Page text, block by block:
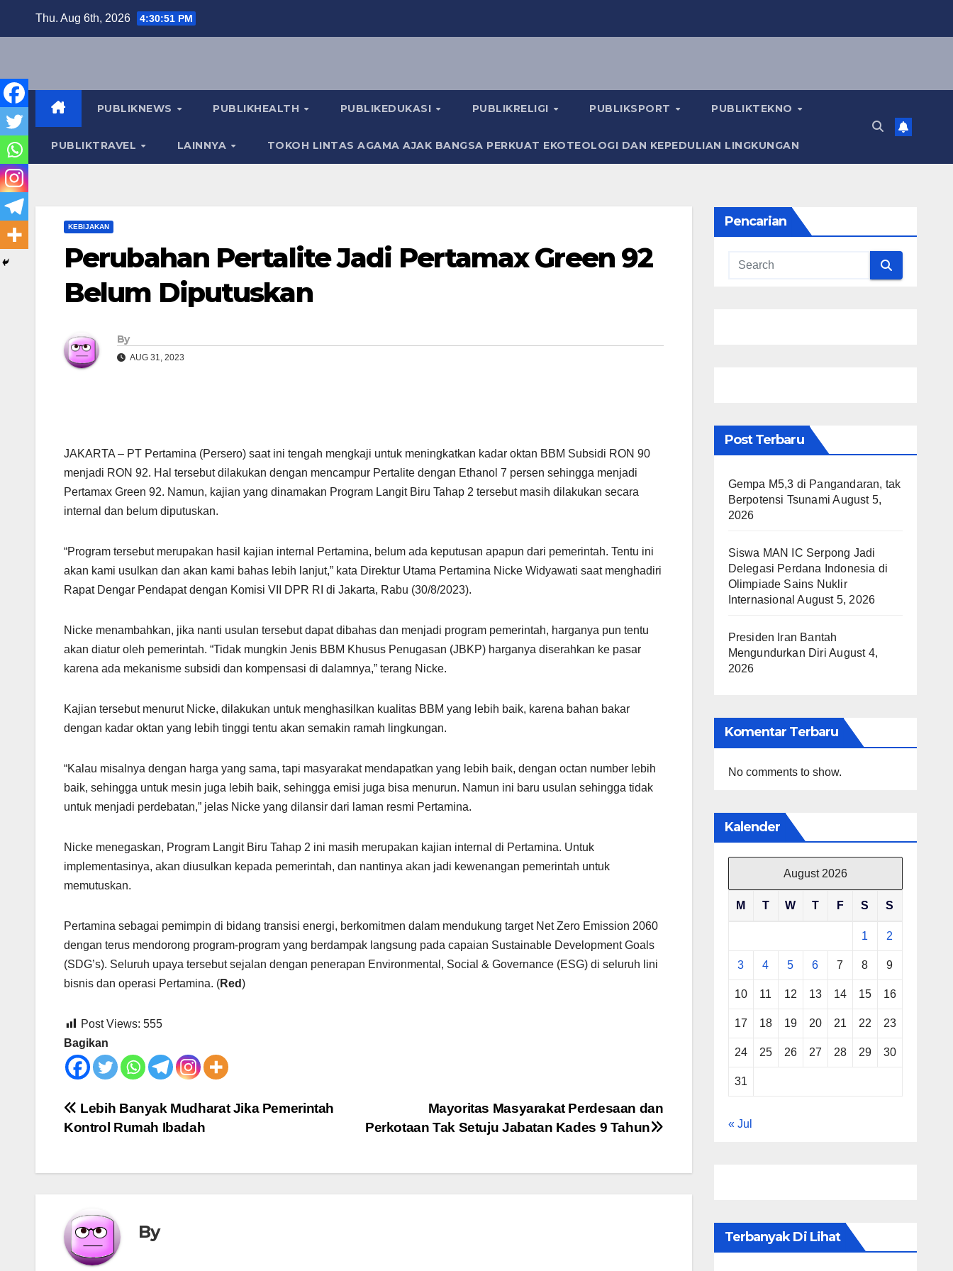
Thu. Aug 6th, 2026 4:30:52 PM
PUBLIKNEWS PUBLIKHEALTH PUBLIKEDUKASI PUBLIKRELIGI PUBLIKSPORT PUBLIKTEKNO
PUBLIKTRAVEL LAINNYA TOKOH LINTAS AGAMA AJAK BANGSA PERKUAT EKOTEOLOGI DAN KEPEDULIAN LINGKUNGAN
KEBIJAKAN
Perubahan Pertalite Jadi Pertamax Green 92
Belum Diputuskan
By
AUG 31, 2023
JAKARTA – PT Pertamina (Persero) saat ini tengah mengkaji untuk meningkatkan kadar oktan BBM Subsidi RON 90
menjadi RON 92. Hal tersebut dilakukan dengan mencampur Pertalite dengan Ethanol 7 persen sehingga menjadi
Pertamax Green 92. Namun, kajian yang dinamakan Program Langit Biru Tahap 2 tersebut masih dilakukan secara
internal dan belum diputuskan.
“Program tersebut merupakan hasil kajian internal Pertamina, belum ada keputusan apapun dari pemerintah. Tentu ini
akan kami usulkan dan akan kami bahas lebih lanjut,” kata Direktur Utama Pertamina Nicke Widyawati saat menghadiri
Rapat Dengar Pendapat dengan Komisi VII DPR RI di Jakarta, Rabu (30/8/2023).
Nicke menambahkan, jika nanti usulan tersebut dapat dibahas dan menjadi program pemerintah, harganya pun tentu
akan diatur oleh pemerintah. “Tidak mungkin Jenis BBM Khusus Penugasan (JBKP) harganya diserahkan ke pasar
karena ada mekanisme subsidi dan kompensasi di dalamnya,” terang Nicke.
Kajian tersebut menurut Nicke, dilakukan untuk menghasilkan kualitas BBM yang lebih baik, karena bahan bakar
dengan kadar oktan yang lebih tinggi tentu akan semakin ramah lingkungan.
“Kalau misalnya dengan harga yang sama, tapi masyarakat mendapatkan yang lebih baik, dengan octan number lebih
baik, sehingga untuk mesin juga lebih baik, sehingga emisi juga bisa menurun. Namun ini baru usulan sehingga tidak
untuk menjadi perdebatan,” jelas Nicke yang dilansir dari laman resmi Pertamina.
Nicke menegaskan, Program Langit Biru Tahap 2 ini masih merupakan kajian internal di Pertamina. Untuk
implementasinya, akan diusulkan kepada pemerintah, dan nantinya akan jadi kewenangan pemerintah untuk
memutuskan.
Pertamina sebagai pemimpin di bidang transisi energi, berkomitmen dalam mendukung target Net Zero Emission 2060
dengan terus mendorong program-program yang berdampak langsung pada capaian Sustainable Development Goals
(SDG’s). Seluruh upaya tersebut sejalan dengan penerapan Environmental, Social & Governance (ESG) di seluruh lini
bisnis dan operasi Pertamina. (Red)
Post Views: 555
Bagikan
Post
Mayoritas Masyarakat Perdesaan dan
Perkotaan Tak Setuju Jabatan Kades 9 Tahun
Lebih Banyak Mudharat Jika Pemerintah
Kontrol Rumah Ibadah
By
Pencarian
Post Terbaru
Gempa M5,3 di Pangandaran, tak
Berpotensi Tsunami August 5,
2026
Siswa MAN IC Serpong Jadi
Delegasi Perdana Indonesia di
Olimpiade Sains Nuklir
Internasional August 5, 2026
Presiden Iran Bantah
Mengundurkan Diri August 4,
2026
Komentar Terbaru
No comments to show.
Kalender
August 2026
M T W T F S S
1 2
3 4 5 6 7 8 9
10 11 12 13 14 15 16
17 18 19 20 21 22 23
24 25 26 27 28 29 30
31
« Jul
Terbanyak Di Lihat